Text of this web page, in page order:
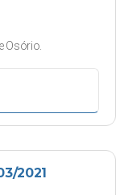
Osório.
2021